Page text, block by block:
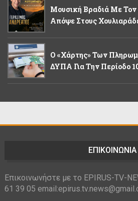
Μουσική Βραδιά Με Τον
Απόψε Στους
Ο «χάρτης» Των
ΔΥΠΑ Για Την Περίοδο
ΕΠΙΚΟΙΝΩΝΙΑ
Επικοινωνήστε με το EPIRUS-TV-
61 39 05